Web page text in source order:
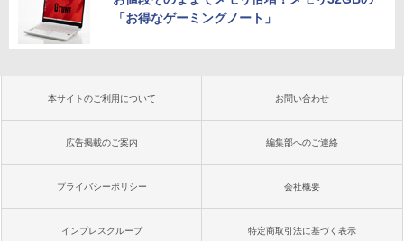
「お得なゲーミングノート」
本サイトのご利用について お問い合わせ
広告掲載のご案内 編集部へのご連絡
プライバシーポリシー 会社概要
インプレスグループ 特定商取引法に基づく表示